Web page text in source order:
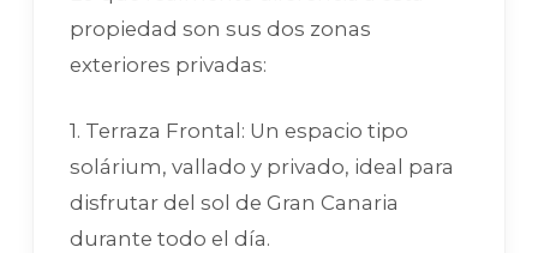
propiedad son sus dos zonas
exteriores privadas:
1. Terraza Frontal: Un espacio tipo
solárium, vallado y privado, ideal para
disfrutar del sol de Gran Canaria
durante todo el día.